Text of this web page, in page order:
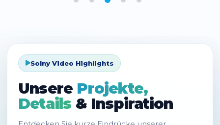
UnsereProjekte,
& Inspiration